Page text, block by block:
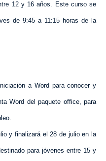
12 y 16 años. Este curso se
de 9:45 a 11:15 horas de la
a Word para conocer y
Word del paquete office, para
y finalizará el 28 de julio en la
para jóvenes entre 15 y